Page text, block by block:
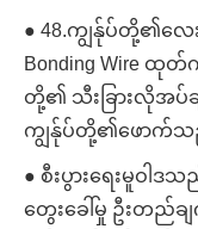
● 48.ကျွန်ုပ်တို့၏လေ
Bonding Wire ထုတ်
တို့၏ သီးခြားလိုအပ်ခ
ကျွန်ုပ်တို့၏ဖောက်သ
● စီးပွားရေးမူဝါ
တွေးခေါ်မှု ဦးတည်ချ